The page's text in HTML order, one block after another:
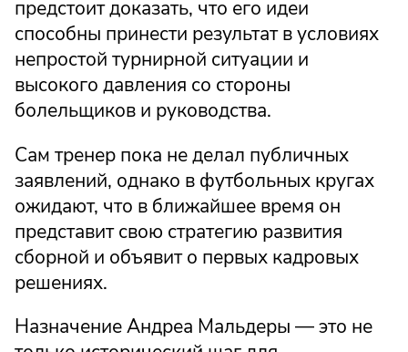
предстоит доказать, что его идеи
способны принести результат в условиях
непростой турнирной ситуации и
высокого давления со стороны
болельщиков и руководства.
Сам тренер пока не делал публичных
заявлений, однако в футбольных кругах
ожидают, что в ближайшее время он
представит свою стратегию развития
сборной и объявит о первых кадровых
решениях.
Назначение Андреа Мальдеры — это не